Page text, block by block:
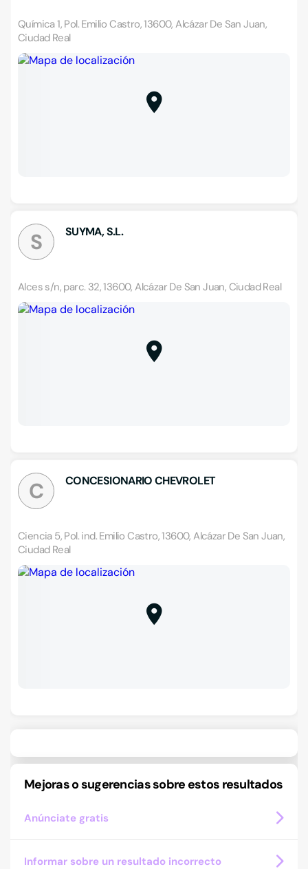
Química 1, Pol. Emilio Castro, 13600, Alcázar De San Juan,
Ciudad Real
S SUYMA, S.L.
Alces s/n, parc. 32, 13600, Alcázar De San Juan, Ciudad Real
C CONCESIONARIO CHEVROLET
Ciencia 5, Pol. ind. Emilio Castro, 13600, Alcázar De San Juan,
Ciudad Real
Mejoras o sugerencias sobre estos resultados
Anúnciate gratis
Informar sobre un resultado incorrecto